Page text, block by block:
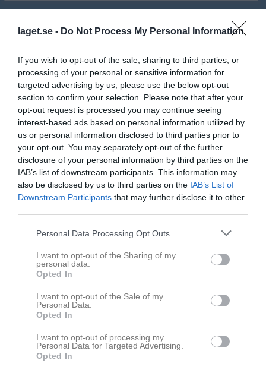
laget.se - Do Not Process My Personal Information
If you wish to opt-out of the sale, sharing to third parties, or
processing of your personal or sensitive information for
targeted advertising by us, please use the below opt-out
section to confirm your selection. Please note that after your
opt-out request is processed you may continue seeing
interest-based ads based on personal information utilized by
us or personal information disclosed to third parties prior to
your opt-out. You may separately opt-out of the further
disclosure of your personal information by third parties on the
IAB’s list of downstream participants. This information may
also be disclosed by us to third parties on the IAB’s List of
Downstream Participants that may further disclose it to other
Personal Data Processing Opt Outs
I want to opt-out of the Sharing of my
personal data.
Opted In
I want to opt-out of the Sale of my
Personal Data.
Opted In
I want to opt-out of processing my
Personal Data for Targeted Advertising.
Opted In
Ingen video uppladdad
Senast uppdaterade album